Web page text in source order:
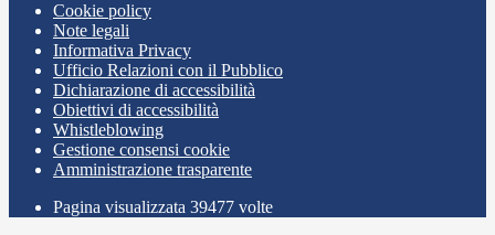
Cookie policy
Note legali
Informativa Privacy
Ufficio Relazioni con il Pubblico
Dichiarazione di accessibilità
Obiettivi di accessibilità
Whistleblowing
Gestione consensi cookie
Amministrazione trasparente
Pagina visualizzata 39477 volte